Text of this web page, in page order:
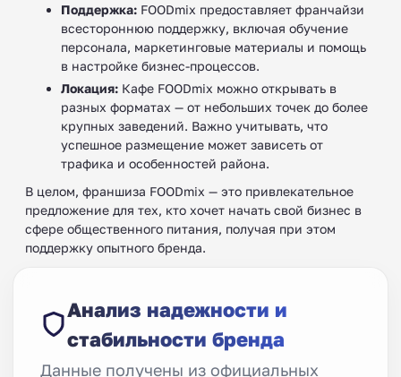
Поддержка: FOODmix предоставляет франчайзи
всестороннюю поддержку, включая обучение
персонала, маркетинговые материалы и помощь
в настройке бизнес-процессов.
Локация: Кафе FOODmix можно открывать в
разных форматах — от небольших точек до более
крупных заведений. Важно учитывать, что
успешное размещение может зависеть от
трафика и особенностей района.
В целом, франшиза FOODmix — это привлекательное
предложение для тех, кто хочет начать свой бизнес в
сфере общественного питания, получая при этом
поддержку опытного бренда.
Анализ надежности и
стабильности бренда
Данные получены из официальных